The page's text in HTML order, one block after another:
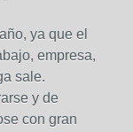
ya que el
empresa,
sale.
y de
con gran